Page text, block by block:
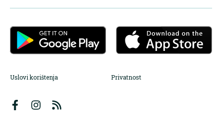
Uslovi korištenja Privatnost